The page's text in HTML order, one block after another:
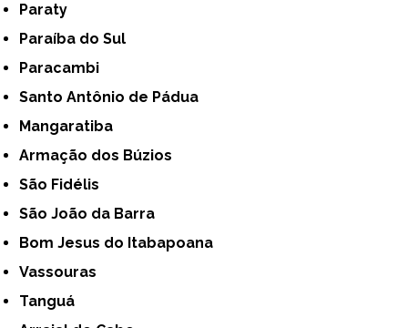
Paraty
Paraíba do Sul
Paracambi
Santo Antônio de Pádua
Mangaratiba
Armação dos Búzios
São Fidélis
São João da Barra
Bom Jesus do Itabapoana
Vassouras
Tanguá